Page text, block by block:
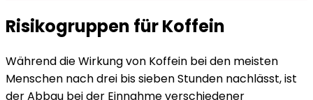
Risikogruppen für Koffein
Während die Wirkung von Koffein bei den meisten
Menschen nach drei bis sieben Stunden nachlässt, ist
der Abbau bei der Einnahme verschiedener